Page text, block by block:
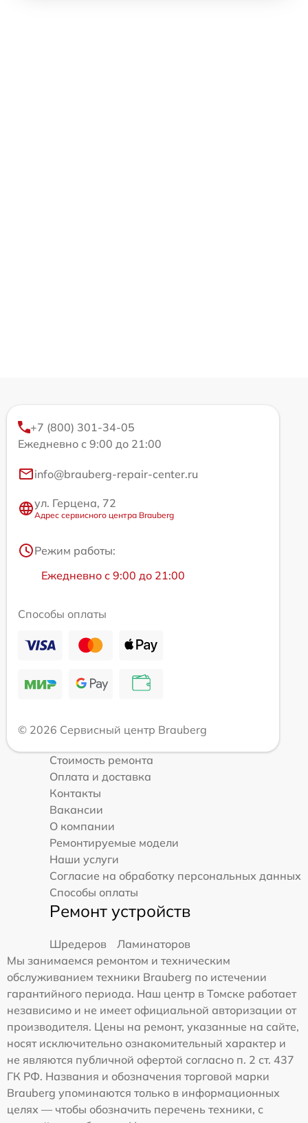
+7 (800) 301-34-05
Ежедневно с 9:00 до 21:00
info@brauberg-repair-center.ru
ул. Герцена, 72
Адрес сервисного центра Brauberg
Режим работы:
Ежедневно с 9:00 до 21:00
Способы оплаты
© 2026 Сервисный центр Brauberg
Стоимость ремонта
Оплата и доставка
Контакты
Вакансии
О компании
Ремонтируемые модели
Наши услуги
Согласие на обработку персональных данных
Способы оплаты
Ремонт устройств
Шредеров
Ламинаторов
Мы занимаемся ремонтом и техническим
обслуживанием техники Brauberg по истечении
гарантийного периода. Наш центр в Томске работает
независимо и не имеет официальной авторизации от
производителя. Цены на ремонт, указанные на сайте,
носят исключительно ознакомительный характер и
не являются публичной офертой согласно п. 2 ст. 437
ГК РФ. Названия и обозначения торговой марки
Brauberg упоминаются только в информационных
целях — чтобы обозначить перечень техники, с